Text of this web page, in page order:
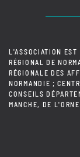
L'ASSOCIATION EST
RÉGIONAL DE
RÉGIONALE DES
NORMANDIE ;
CONSEILS
MANCHE, DE